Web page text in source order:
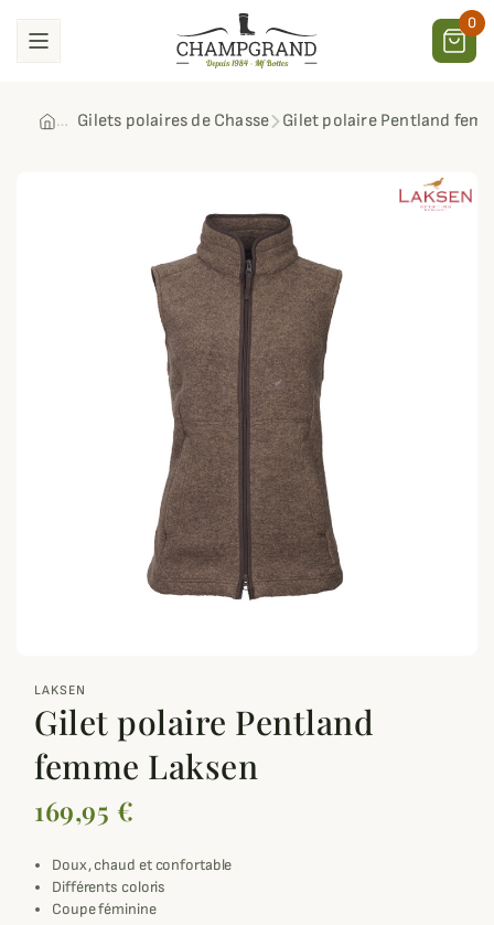
0
Gilets polaires de Chasse Gilet polaire Pentland
LAKSEN
Gilet polaire Pentland
femme Laksen
169,95 €
Doux, chaud et confortable
Différents coloris
Coupe féminine